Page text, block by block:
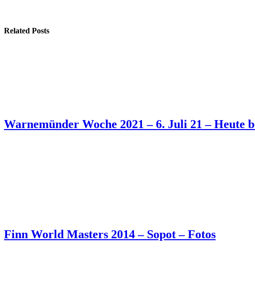
Related Posts
Warnemünder Woche 2021 – 6. Juli 21 – Heute
Finn World Masters 2014 – Sopot – Fotos